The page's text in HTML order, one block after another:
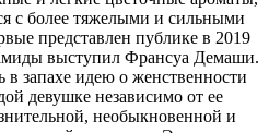
с более тяжелыми и сильными
представлен публике в 2019
выступил Франсуа Демаши.
запахе идею о женственности
девушке независимо от ее
необыкновенной и